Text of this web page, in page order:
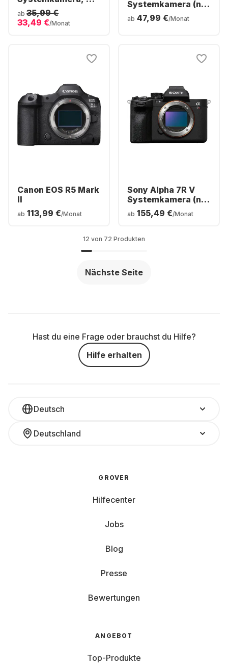
Objektiv XC15-
45mm f/3.5-5.6 OIS
PZ
ab 35,99 €
33,49 €/Monat
Systemkamera (nur
Gehäuse)
ab 47,99 €/Monat
Canon EOS R5 Mark
II
ab 113,99 €/Monat
Sony Alpha 7R V
Systemkamera (nur
Gehäuse)
ab 155,49 €/Monat
12 von 72 Produkten
Nächste Seite
Hast du eine Frage oder brauchst du Hilfe?
Hilfe erhalten
Deutsch
Deutschland
GROVER
Hilfecenter
Jobs
Blog
Presse
Bewertungen
ANGEBOT
Top-Produkte